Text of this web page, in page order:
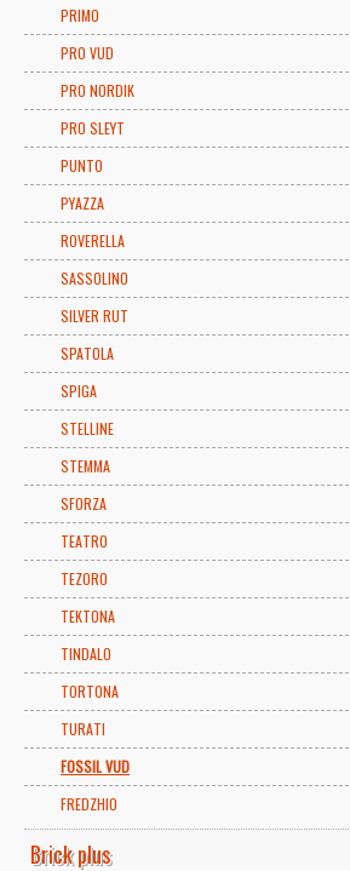
PRIMO
PRO VUD
PRO NORDIK
PRO SLEYT
PUNTO
PYAZZA
ROVERELLA
SASSOLINO
SILVER RUT
SPATOLA
SPIGA
STELLINE
STEMMA
SFORZA
TEATRO
TEZORO
TEKTONA
TINDALO
TORTONA
TURATI
FOSSIL VUD
FREDZHIO
Brick plus